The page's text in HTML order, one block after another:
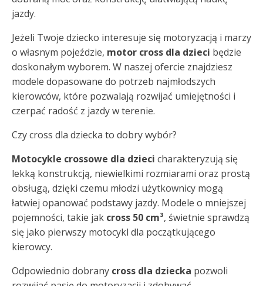
jazdy.
Jeżeli Twoje dziecko interesuje się motoryzacją i marzy
o własnym pojeździe, motor cross dla dzieci będzie
doskonałym wyborem. W naszej ofercie znajdziesz
modele dopasowane do potrzeb najmłodszych
kierowców, które pozwalają rozwijać umiejętności i
czerpać radość z jazdy w terenie.
Czy cross dla dziecka to dobry wybór?
Motocykle crossowe dla dzieci charakteryzują się
lekką konstrukcją, niewielkimi rozmiarami oraz prostą
obsługą, dzięki czemu młodzi użytkownicy mogą
łatwiej opanować podstawy jazdy. Modele o mniejszej
pojemności, takie jak cross 50 cm³, świetnie sprawdzą
się jako pierwszy motocykl dla początkującego
kierowcy.
Odpowiednio dobrany cross dla dziecka pozwoli